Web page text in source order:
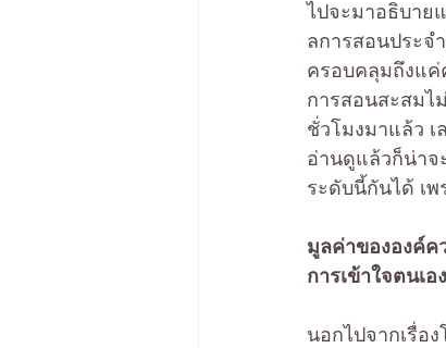
ไปจะมาอธิบาย
ลการสอนประจ
ครอบคลุมถึงแค่
การสอนสะสมไ
ชั่วโมงมาแล้ว เ
อ่านดูแล้วก็น่าจ
ระดับนี้กันได้ เ
มูลค่าขององค์ค
การเข้าใจตนเ
นอกไปจากเรื่อ